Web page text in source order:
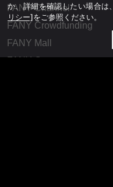
FANY Channel
FANY Crowdfunding
FANY Mall
FANY Commu
か、詳細を確認したい場合は、
リシー]をご参照ください。